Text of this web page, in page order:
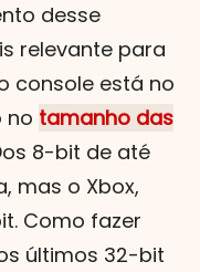
desse
relevante para
console está no
no tamanho das
8-bit de até
mas o Xbox,
Como fazer
últimos 32-bit